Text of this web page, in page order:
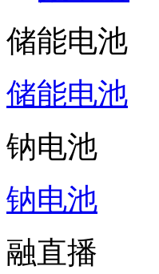
储能电池
储能电池
钠电池
钠电池
融直播